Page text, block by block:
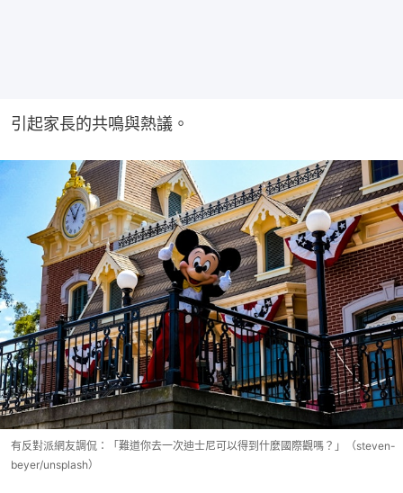
引起家長的共鳴與熱議。
有反對派網友調侃：「難道你去一次迪士尼可以得到什麼國際觀嗎？」（steven-
beyer/unsplash）